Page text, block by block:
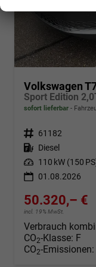
Volkswagen
Sport Edition
sofort lieferbar
Fahrzeugnr. 61182
Kraftstoff Diesel
Leistung 110 kW (150
01.08.2026
50.320,– €
incl. 19% MwSt.
Verbrauch
CO2-Klasse: F
CO2-Emissionen: